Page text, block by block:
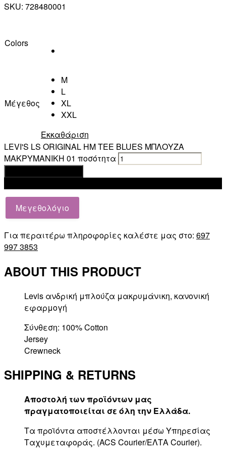
SKU: 728480001
Colors
Μέγεθος
M
L
XL
XXL
Εκκαθάριση
LEVI'S LS ORIGINAL HM TEE BLUES ΜΠΛΟΥΖΑ
ΜΑΚΡΥΜΑΝΙΚΗ 01 ποσότητα
Μεγεθολόγιο
Για περαιτέρω πληροφορίες καλέστε μας στο: 697
997 3853
ABOUT THIS PRODUCT
Levis ανδρική μπλούζα μακρυμάνικη, κανονική
εφαρμογή
Σύνθεση: 100% Cotton
Jersey
Crewneck
SHIPPING & RETURNS
Αποστολή των προϊόντων μας
πραγματοποιείται σε όλη την Ελλάδα.
Τα προϊόντα αποστέλλονται μέσω Υπηρεσίας
Ταχυμεταφοράς. (ACS Courier/ΕΛΤΑ Courier).